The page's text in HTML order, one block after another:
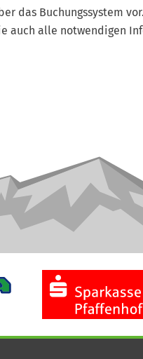
das Buchungssystem
auch alle notwendigen